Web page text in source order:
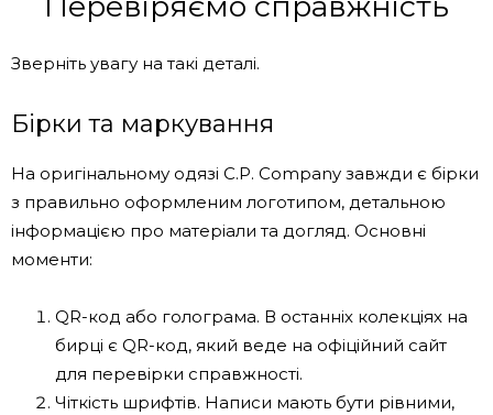
Зверніть увагу на такі деталі.
Бірки та маркування
На оригінальному одязі C.P. Company завжди є бірки
з правильно оформленим логотипом, детальною
інформацією про матеріали та догляд. Основні
моменти:
QR-код або голограма. В останніх колекціях на
бирці є QR-код, який веде на офіційний сайт
для перевірки справжності.
Чіткість шрифтів. Написи мають бути рівними,